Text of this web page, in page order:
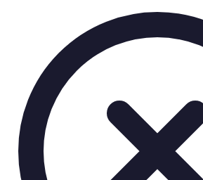
Marke: Road
Waffenschublade 120x 35 cm - Ford
Technische Daten
Nettogewicht 19.75
Bruttogewicht
:25
kg
Einbaupartner erforderlich :Ja
Preis ab
€ inkl. MwSt.
Fahrzeugkompatibilität